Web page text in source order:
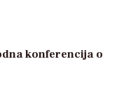
konferencija o